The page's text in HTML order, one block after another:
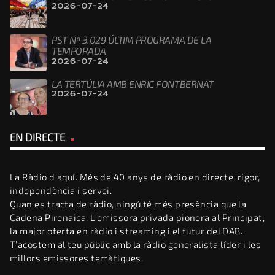
2026-07-24
PST Nº 3.029 ÚLTIM PROGRAMA DE LA
TEMPORADA
2026-07-24
LA TERTÚLIA AMB ENRIC FONTBERNAT
2026-07-24
EN DIRECTE
La Ràdio d’aquí. Més de 40 anys de ràdio en directe, rigor,
independència i servei.
Quan es tracta de ràdio, ningú té més presència que la
Cadena Pirenaica. L’emissora privada pionera al Principat,
la major oferta en ràdio i streaming i el futur del DAB.
T’acostem al teu públic amb la ràdio generalista líder i les
millors emissores temàtiques.